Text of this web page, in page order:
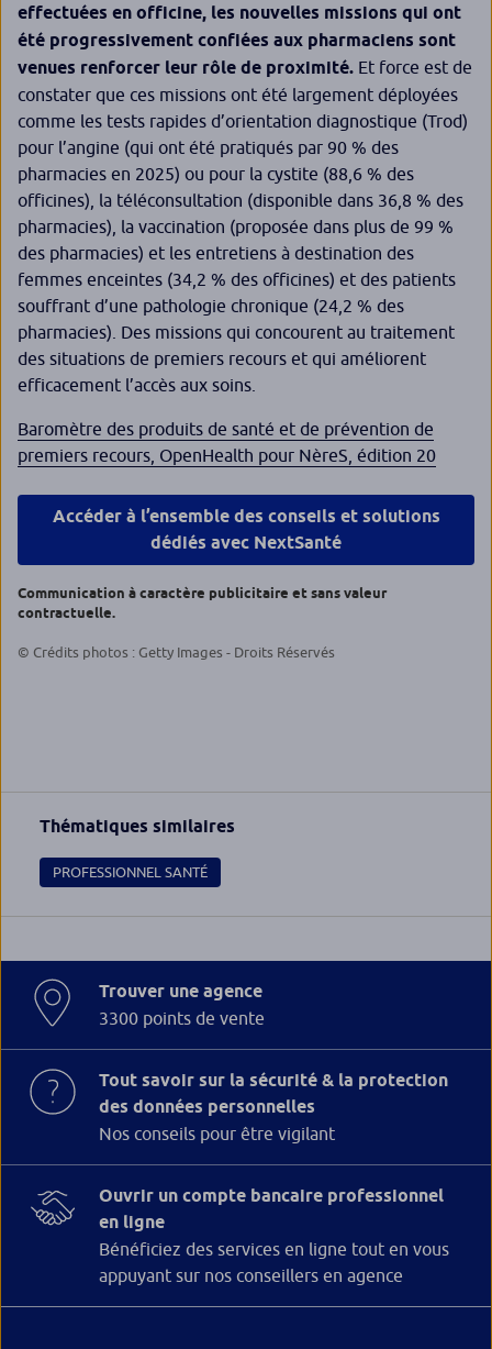
effectuées en officine, les nouvelles missions qui ont
été progressivement confiées aux pharmaciens sont
venues renforcer leur rôle de proximité. Et force est de
constater que ces missions ont été largement déployées
comme les tests rapides d’orientation diagnostique (Trod)
pour l’angine (qui ont été pratiqués par 90 % des
pharmacies en 2025) ou pour la cystite (88,6 % des
officines), la téléconsultation (disponible dans 36,8 % des
pharmacies), la vaccination (proposée dans plus de 99 %
des pharmacies) et les entretiens à destination des
femmes enceintes (34,2 % des officines) et des patients
souffrant d’une pathologie chronique (24,2 % des
pharmacies). Des missions qui concourent au traitement
des situations de premiers recours et qui améliorent
efficacement l’accès aux soins.
Baromètre des produits de santé et de prévention de
premiers recours, OpenHealth pour NèreS, édition 20
Accéder à l’ensemble des conseils et solutions
dédiés avec NextSanté
Communication à caractère publicitaire et sans valeur
contractuelle.
© Crédits photos : Getty Images - Droits Réservés
Thématiques similaires
PROFESSIONNEL SANTÉ
Trouver une agence
3300 points de vente
Tout savoir sur la sécurité & la protection
des données personnelles
Nos conseils pour être vigilant
Ouvrir un compte bancaire professionnel
en ligne
Bénéficiez des services en ligne tout en vous
appuyant sur nos conseillers en agence